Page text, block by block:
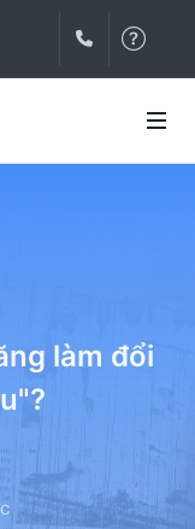
làm đổi